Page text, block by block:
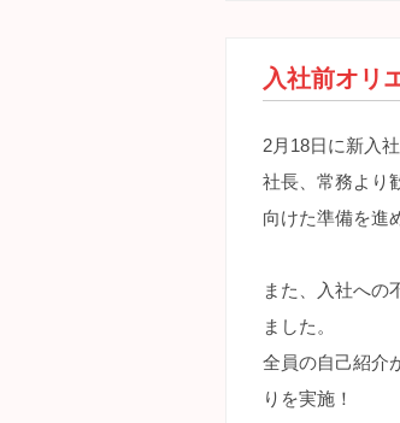
入社前オリ
2月18日に新入
社長、常務より
向けた準備を進
また、入社への
ました。
全員の自己紹介
りを実施！